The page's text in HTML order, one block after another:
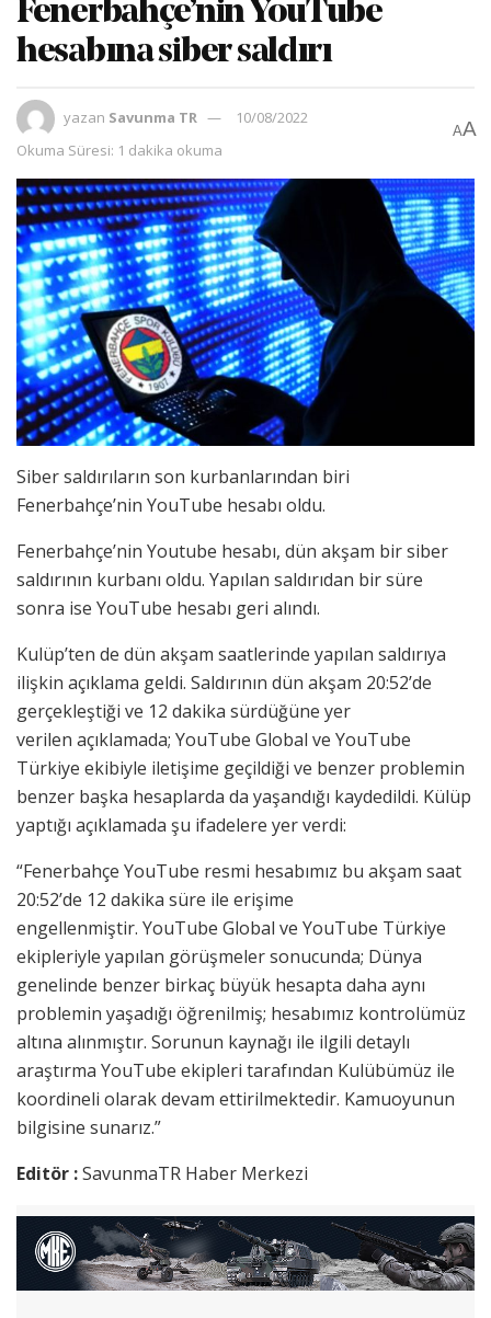
Fenerbahçe’nin YouTube
hesabına siber saldırı
yazan Savunma TR
10/08/2022
Okuma Süresi: 1 dakika okuma
AA
Siber saldırıların son kurbanlarından biri
Fenerbahçe’nin YouTube hesabı oldu.
Fenerbahçe’nin Youtube hesabı, dün akşam bir siber
saldırının kurbanı oldu. Yapılan saldırıdan bir süre
sonra ise YouTube hesabı geri alındı.
Kulüp’ten de dün akşam saatlerinde yapılan saldırıya
ilişkin açıklama geldi. Saldırının dün akşam 20:52’de
gerçekleştiği ve 12 dakika sürdüğüne yer
verilen açıklamada; YouTube Global ve YouTube
Türkiye ekibiyle iletişime geçildiği ve benzer problemin
benzer başka hesaplarda da yaşandığı kaydedildi. Külüp
yaptığı açıklamada şu ifadelere yer verdi:
“Fenerbahçe YouTube resmi hesabımız bu akşam saat
20:52’de 12 dakika süre ile erişime
engellenmiştir. YouTube Global ve YouTube Türkiye
ekipleriyle yapılan görüşmeler sonucunda; Dünya
genelinde benzer birkaç büyük hesapta daha aynı
problemin yaşadığı öğrenilmiş; hesabımız kontrolümüz
altına alınmıştır. Sorunun kaynağı ile ilgili detaylı
araştırma YouTube ekipleri tarafından Kulübümüz ile
koordineli olarak devam ettirilmektedir. Kamuoyunun
bilgisine sunarız.”
Editör :SavunmaTR Haber Merkezi